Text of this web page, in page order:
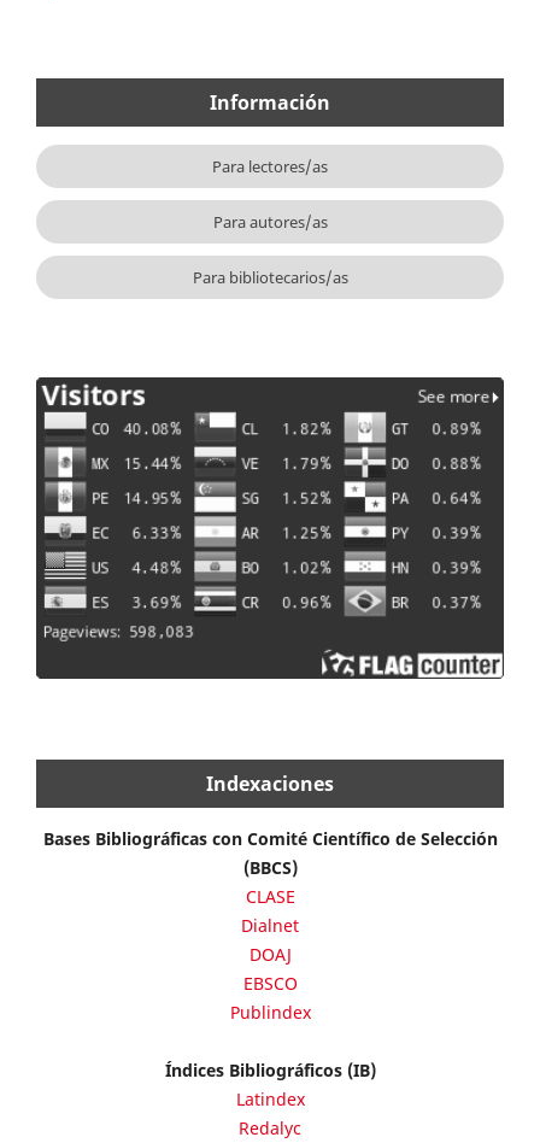
Información
Para lectores/as
Para autores/as
Para bibliotecarios/as
Indexaciones
Bases Bibliográficas con Comité Científico de Selección
(BBCS)
CLASE
Dialnet
DOAJ
EBSCO
Publindex
Índices Bibliográficos (IB)
Latindex
Redalyc